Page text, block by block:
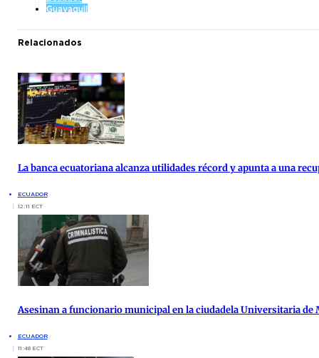
Guayaquil
Relacionados
La banca ecuatoriana alcanza utilidades récord y apunta a una
ECUADOR
12:11 ECT
Asesinan a funcionario municipal en la ciudadela Universitaria de
ECUADOR
11:48 ECT